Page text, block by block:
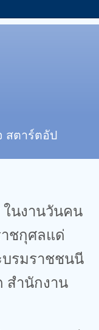
สตาร์ตอัป
นงานวันคน
าชกุศลแด่
บรมราชชนนี
สำนักงาน